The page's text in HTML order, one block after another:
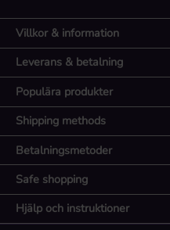
Villkor & information
Leverans & betalning
Populära produkter
Betalningsmetoder
Shipping methods
Safe shopping
Hjälp och instruktioner